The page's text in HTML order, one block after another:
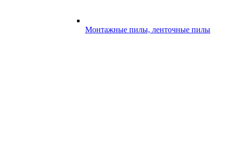
Монтажные пилы, ленточные пилы